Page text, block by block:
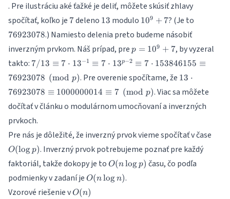
. Pre ilustráciu aké ťažké je deliť, môžete skúsiť zhlavy
spočítať, koľko je 7
7deleno 13
13 modulo 10^9+7
109 + 7? (Je to
76923078.) Namiesto delenia preto budeme násobiť
inverzným prvkom. Náš prípad, pre p =
10^9+7
p = 109 + 7, by vyzeral
takto: 7/13
\equiv
7\cdot
13^{-1}
\equiv
7\cdot
13^{p-2}
\equiv
7\cdot
153846155
\equiv
76923078
\pmod p
7/13 ≡ 7 ⋅ 13−1 ≡ 7 ⋅ 13p−2 ≡ 7 ⋅ 153846155 ≡
76923078 (mod p). Pre overenie spočítame, že 13\cdot
76923078
\equiv
1000000014
13 ⋅
76923078 ≡ 1000000014 ≡ 7 (mod p). Viac sa môžete
dočítať v článku o modulárnom umocňovaní a inverzných
prvkoch.
Pre nás je dôležité, že inverzný prvok vieme spočítať v čase
O(log p). Inverzný prvok potrebujeme poznať pre každý
faktoriál, takže dokopy je to O(n\log
O(n log p) času, čo podľa
podmienky v zadaní je O(n\log
n)
O(n log n).
Vzorové riešenie vO(n)
O(n)